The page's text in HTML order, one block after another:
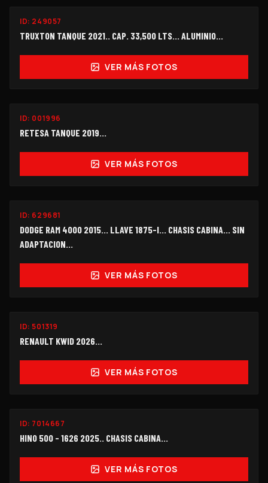
ID: 249057
TRUXTON TANQUE 2021.. CAP. 33,500 LTS... ALUMINIO...
VER MÁS FOTOS
ID: 001996
RETESA TANQUE 2019...
VER MÁS FOTOS
ID: 629681
DODGE RAM 4000 2015... LLAVE 1875-I... CHASIS CABINA... SIN
ADAPTACION...
VER MÁS FOTOS
ID: 501319
RENAULT KWID 2026...
VER MÁS FOTOS
ID: 7014667
HINO 500 - 1626 2025.. CHASIS CABINA...
VER MÁS FOTOS